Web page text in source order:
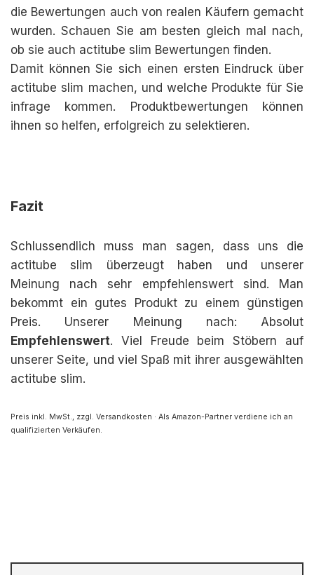
die Bewertungen auch von realen Käufern gemacht
wurden. Schauen Sie am besten gleich mal nach,
ob sie auch actitube slim Bewertungen finden.
Damit können Sie sich einen ersten Eindruck über
actitube slim machen, und welche Produkte für Sie
infrage kommen. Produktbewertungen können
ihnen so helfen, erfolgreich zu selektieren.
Fazit
Schlussendlich muss man sagen, dass uns die
actitube slim überzeugt haben und unserer
Meinung nach sehr empfehlenswert sind. Man
bekommt ein gutes Produkt zu einem günstigen
Preis. Unserer Meinung nach: Absolut
Empfehlenswert. Viel Freude beim Stöbern auf
unserer Seite, und viel Spaß mit ihrer ausgewählten
actitube slim.
Preis inkl. MwSt., zzgl. Versandkosten · Als Amazon-Partner verdiene ich an
qualifizierten Verkäufen.